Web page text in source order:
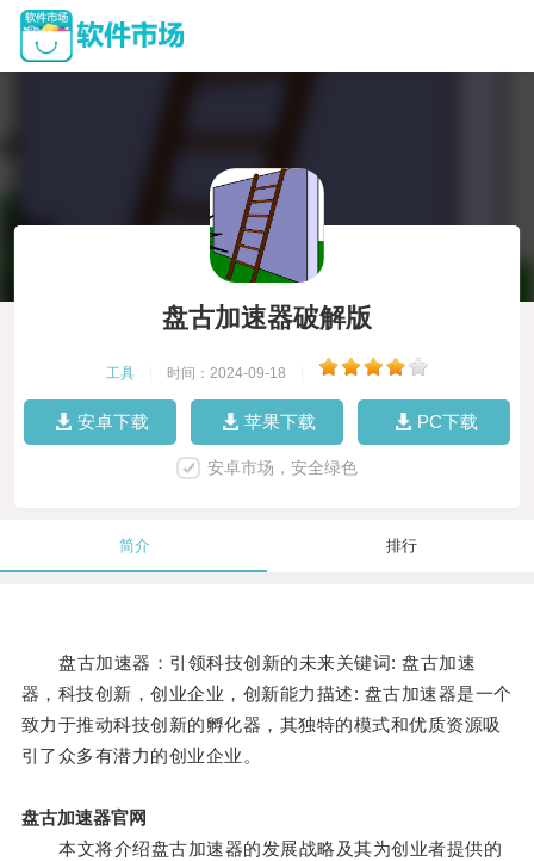
盘古加速器破解版
工具 时间：2024-09-18
安卓下载 苹果下载 PC下载
安卓市场，安全绿色
简介 排行
盘古加速器：引领科技创新的未来关键词: 盘古加速
器，科技创新，创业企业，创新能力描述: 盘古加速器是一个
致力于推动科技创新的孵化器，其独特的模式和优质资源吸
引了众多有潜力的创业企业。
盘古加速器官网
本文将介绍盘古加速器的发展战略及其为创业者提供的